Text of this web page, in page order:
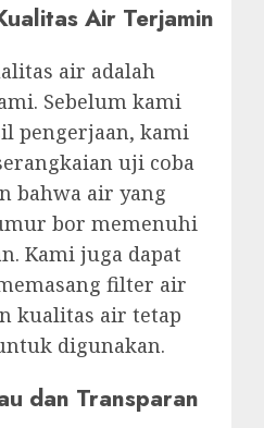
Air Terjamin
air adalah
Sebelum kami
pengerjaan, kami
uji coba
bahwa air yang
bor memenuhi
Kami juga dapat
filter air
kualitas air tetap
digunakan.
dan Transparan